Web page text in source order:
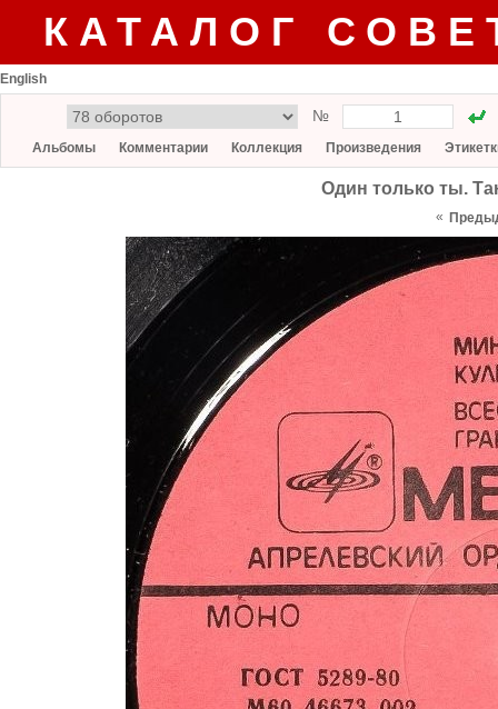
КАТАЛОГ
English
№
Альбомы Комментарии Коллекция Произведения
Один только ты.
«